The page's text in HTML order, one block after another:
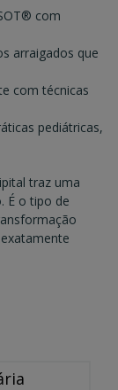
com
arraigados que
com técnicas
pediátricas,
traz uma
É o tipo de